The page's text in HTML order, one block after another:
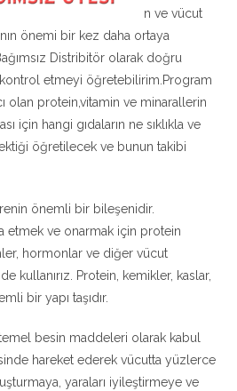
n ve vücut
önemi bir kez daha ortaya
Distribitör olarak doğru
etmeyi öğretebilirim.Program
olan protein,vitamin ve minarallerin
için hangi gıdaların ne sıklıkla ve
öğretilecek ve bunun takibi
önemli bir bileşenidir.
etmek ve onarmak için protein
hormonlar ve diğer vücut
kullanırız. Protein, kemikler, kaslar,
bir yapı taşıdır.
besin maddeleri olarak kabul
hareket ederek vücutta yüzlerce
yaraları iyileştirmeye ve